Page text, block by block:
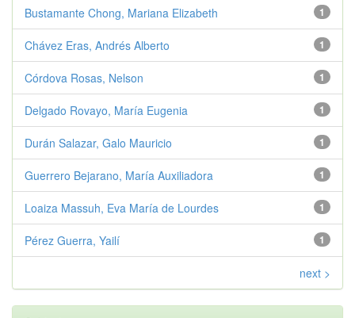
1
Bustamante Chong, Mariana Elizabeth
1
Chávez Eras, Andrés Alberto
1
Córdova Rosas, Nelson
1
Delgado Rovayo, María Eugenia
1
Durán Salazar, Galo Mauricio
1
Guerrero Bejarano, María Auxiliadora
1
Loaiza Massuh, Eva María de Lourdes
1
Pérez Guerra, Yailí
next >